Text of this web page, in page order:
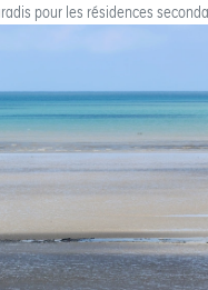
pour les résidences